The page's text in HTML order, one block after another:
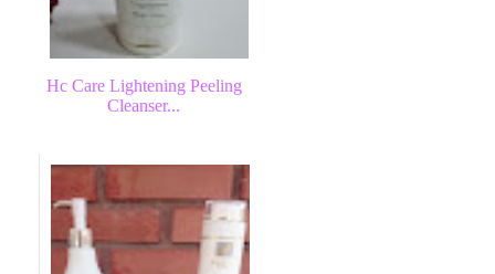
Hc Care Lightening Peeling
Cleanser...